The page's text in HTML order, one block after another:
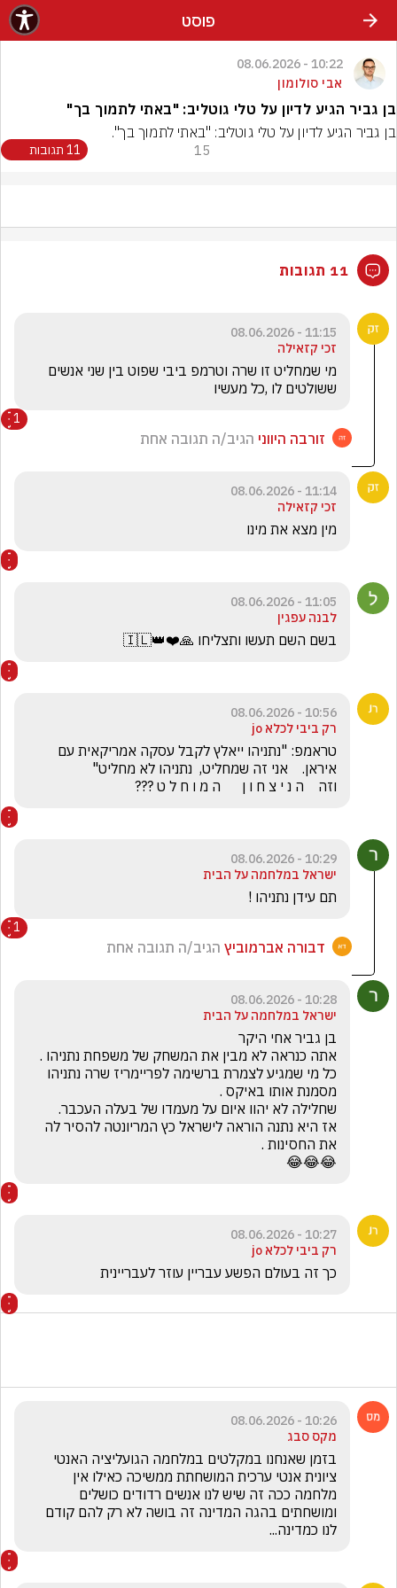
פוסט
10:22 - 08.06.2026
אבי סולומון
בן גביר הגיע לדיון על טלי גוטליב: "באתי לתמוך בך"
בן גביר הגיע לדיון על טלי גוטליב: "באתי לתמוך בך".
15 11 תגובות
11 תגובות
11:15 - 08.06.2026
זכי קזאילה
ששולטים לו ,כל מעשיו
1
זורבה היווני הגיב/ה תגובה אחת
11:14 - 08.06.2026
זכי קזאילה
מין מצא את מינו
11:05 - 08.06.2026
לבנה עפגין
בשם השם תעשו ותצליחו 🙏❤️👑🇮🇱
10:56 - 08.06.2026
רק ביבי לכלא jo
וזה    ה נ י צ ח ו ן      ה מ ו ח ל ט ???
10:29 - 08.06.2026
ישראל במלחמה על הבית
תם עידן נתניהו !
1
דבורה אברמוביץ הגיב/ה תגובה אחת
10:28 - 08.06.2026
ישראל במלחמה על הבית
😂😂😂
10:27 - 08.06.2026
רק ביבי לכלא jo
כך זה בעולם הפשע עבריין עוזר לעבריינית
10:26 - 08.06.2026
מקס סבג
לנו כמדינה...